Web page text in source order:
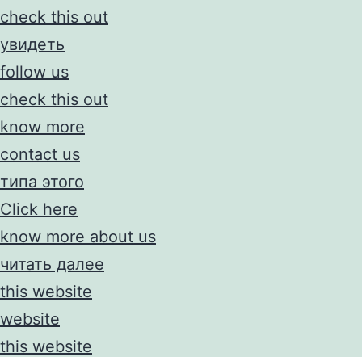
check this out
увидеть
follow us
check this out
know more
contact us
типа этого
Click here
know more about us
читать далее
this website
website
this website